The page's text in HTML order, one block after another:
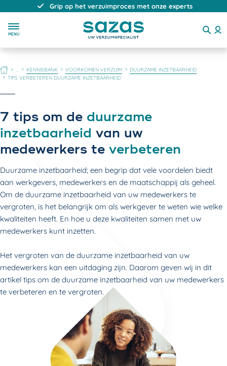
Direct, persoonlijk en deskundig advies
MENU
HOME KENNISBANK VOORKOMEN VERZUIM
DUURZAME INZETBAARHEID
TIPS VERBETEREN DUURZAME INZETBAARHEID
7 tips om de duurzame
inzetbaarheid van uw
medewerkers te verbeteren
Duurzame inzetbaarheid; een begrip dat vele voordelen biedt
aan werkgevers, medewerkers en de maatschappij als geheel.
Om de duurzame inzetbaarheid van uw medewerkers te
vergroten, is het belangrijk om als werkgever te weten wie welke
kwaliteiten heeft. En hoe u deze kwaliteiten samen met uw
medewerkers kunt inzetten.
Het vergroten van de duurzame inzetbaarheid van uw
medewerkers kan een uitdaging zijn. Daarom geven wij in dit
artikel tips om de duurzame inzetbaarheid van uw medewerkers
te verbeteren en te vergroten.